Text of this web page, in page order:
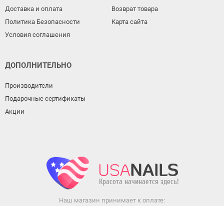
Доставка и оплата
Политика Безопасности
Условия соглашения
Возврат товара
Карта сайта
ДОПОЛНИТЕЛЬНО
Производители
Подарочные сертификаты
Акции
Наш магазин принимает к оплате: